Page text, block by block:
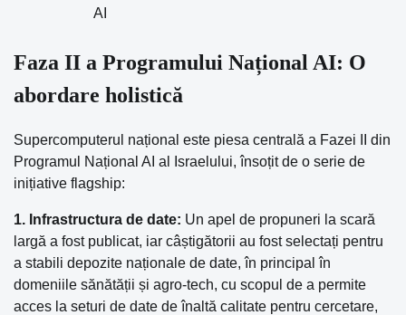
AI
Faza II a Programului Național AI: O
abordare holistică
Supercomputerul național este piesa centrală a Fazei II din
Programul Național AI al Israelului, însoțit de o serie de
inițiative flagship:
1. Infrastructura de date: Un apel de propuneri la scară
largă a fost publicat, iar câștigătorii au fost selectați pentru
a stabili depozite naționale de date, în principal în
domeniile sănătății și agro-tech, cu scopul de a permite
acces la seturi de date de înaltă calitate pentru cercetare,